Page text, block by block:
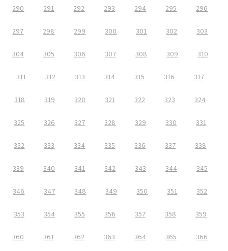
290 291 292 293 294 295 296
297 298 299 300 301 302 303
304 305 306 307 308 309 310
311 312 313 314 315 316 317
318 319 320 321 322 323 324
325 326 327 328 329 330 331
332 333 334 335 336 337 338
339 340 341 342 343 344 345
346 347 348 349 350 351 352
353 354 355 356 357 358 359
360 361 362 363 364 365 366